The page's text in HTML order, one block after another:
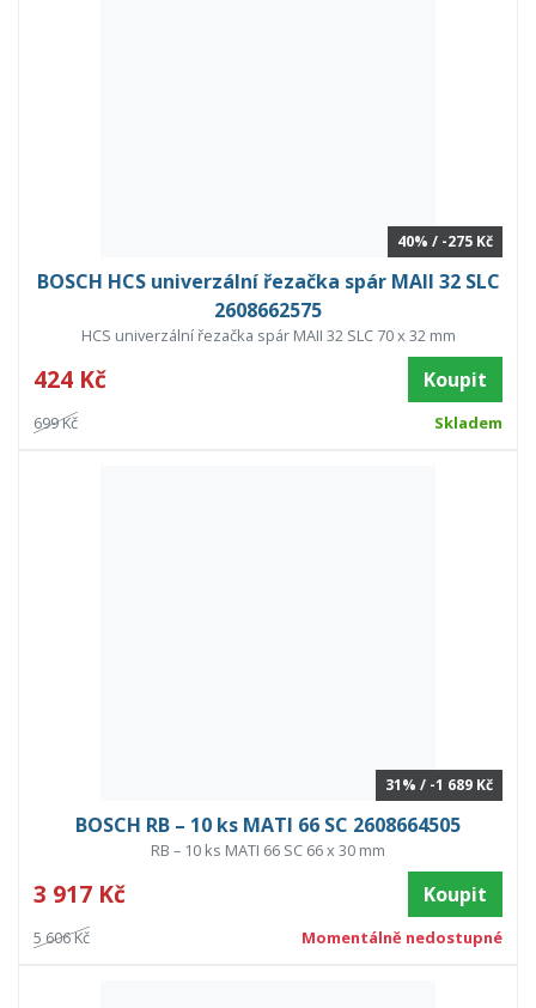
40% / -275 Kč
BOSCH HCS univerzální řezačka spár MAII 32 SLC
2608662575
HCS univerzální řezačka spár MAII 32 SLC 70 x 32 mm
424 Kč Koupit
699 Kč Skladem
31% / -1 689 Kč
BOSCH RB – 10 ks MATI 66 SC 2608664505
RB – 10 ks MATI 66 SC 66 x 30 mm
3 917 Kč Koupit
5 606 Kč Momentálně nedostupné